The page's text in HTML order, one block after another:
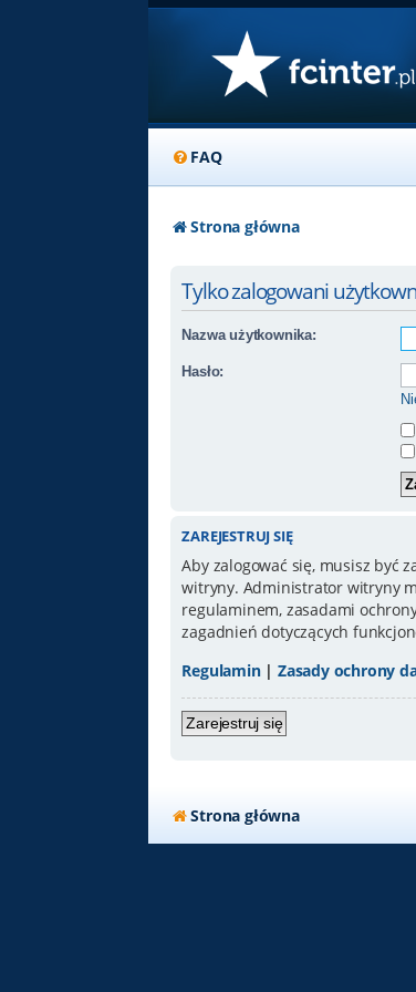
FAQ
Strona główna
Tylko zalogowani
Nazwa użytkownika:
Hasło:
ZAREJESTRUJ SIĘ
Aby zalogować się, musisz być
witryny. Administrator witryny
regulaminem, zasadami
zagadnień dotyczących
Regulamin|Zasady ochrony
Zarejestruj się
Strona główna